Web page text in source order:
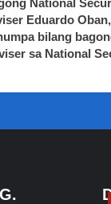
National
Eduardo
bilang
sa National